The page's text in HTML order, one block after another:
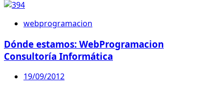
webprogramacion
Dónde estamos: WebProgramacion
Consultoría Informática
19/09/2012